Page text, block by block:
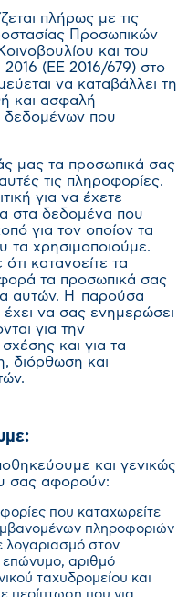
πλήρως με τις
Προσωπικών
και του
2016 (EE 2016/679) στο
να καταβάλλει τη
και ασφαλή
δεδομένων που
μας τα προσωπικά σας
τις πληροφορίες.
για να έχετε
στα δεδομένα που
για τον οποίον τα
τα χρησιμοποιούμε.
κατανοείτε τα
τα προσωπικά σας
αυτών. Η παρούσα
έχει να σας ενημερώσει
για την
και για τα
διόρθωση και
και γενικώς
σας αφορούν:
που καταχωρείτε
πληροφοριών
λογαριασμό στον
επώνυμο, αριθμό
ταχυδρομείου και